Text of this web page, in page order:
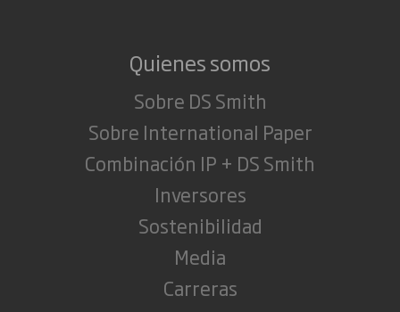
Quienes somos
Sobre DS Smith
Sobre International Paper
Combinación IP + DS Smith
Inversores
Sostenibilidad
Media
Carreras